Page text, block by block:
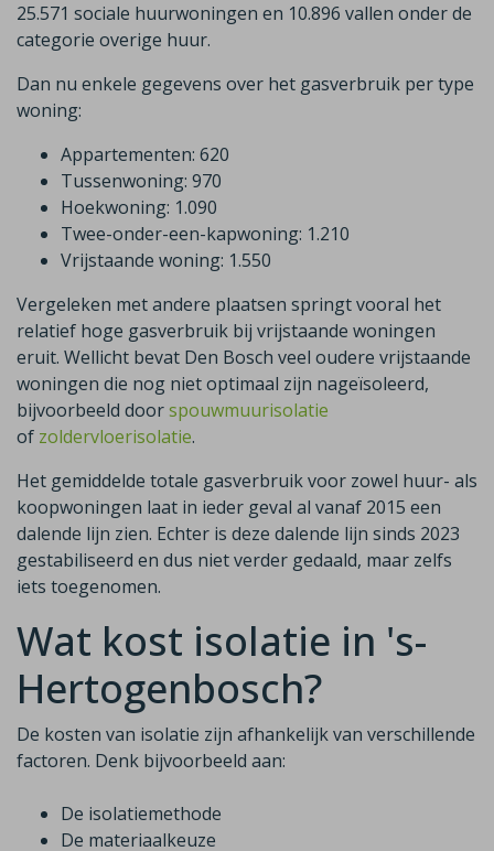
25.571 sociale huurwoningen en 10.896 vallen onder de
categorie overige huur.
Dan nu enkele gegevens over het gasverbruik per type
woning:
Appartementen: 620
Tussenwoning: 970
Hoekwoning: 1.090
Twee-onder-een-kapwoning: 1.210
Vrijstaande woning: 1.550
Vergeleken met andere plaatsen springt vooral het
relatief hoge gasverbruik bij vrijstaande woningen
eruit. Wellicht bevat Den Bosch veel oudere vrijstaande
woningen die nog niet optimaal zijn nageïsoleerd,
bijvoorbeeld doorspouwmuurisolatie
of zoldervloerisolatie.
Het gemiddelde totale gasverbruik voor zowel huur- als
koopwoningen laat in ieder geval al vanaf 2015 een
dalende lijn zien. Echter is deze dalende lijn sinds 2023
gestabiliseerd en dus niet verder gedaald, maar zelfs
iets toegenomen.
Wat kost isolatie in 's-
Hertogenbosch?
De kosten van isolatie zijn afhankelijk van verschillende
factoren. Denk bijvoorbeeld aan:
De isolatiemethode
De materiaalkeuze